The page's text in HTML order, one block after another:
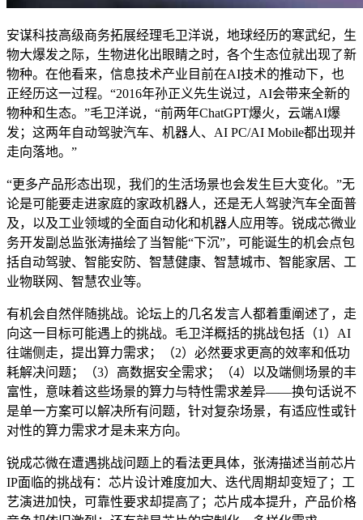
安谋科技高级商务拓展经理毛卫洋说，地球经历的寒武纪，生
物大爆发之际，生物进化出眼睛之时，各个生态位就出现了新
物种。在他看来，信息技术产业目前在AI技术的推动下，也
正经历这一过程。“2016年孙正义先生说过，AI会带来全新的
物种和生态。”毛卫洋说，“前两年ChatGPT爆火，云端AI爆
发；这两年自动驾驶汽车、机器人、AI PC/AI Mobile都出现并
走向落地。”
“更多产品形态出现，我们的生活场景也会发生巨大变化。”无
论是可能要走进家庭的家政机器人，还是无人驾驶汽车全面普
及，以及工业领域的全面自动化和机器人应用等。锐成芯微业
务开发副总监张涛描绘了当智能“下沉”，可能诞生的机会点包
括自动驾驶、智能安防、智慧健康、智慧城市、智能家居、工
业物联网、智慧农业等。
有机会自然伴随挑战。论坛上的几名发言人都着重阐述了，走
向这一目标可能遇上的挑战。毛卫洋概括的挑战包括（1）AI
往端侧走，提出算力需求；（2）必然要求更高的效率和低功
耗解决问题；（3）高数据安全需求；（4）以及端侧场景的丰
富性，意味着这些场景的算力与特性需求差异——换句话说不
是单一方案可以解决所有问题，针对复杂场景，有适应性或针
对性的算力需求才是未来方向。
锐成芯微在遭遇挑战问题上的看法更具体，张涛描述当前芯片
IP面临的挑战有：芯片设计难度加大、迭代周期却变短了；工
艺演进加快，可靠性要求却提高了；芯片成本提升，产品价格